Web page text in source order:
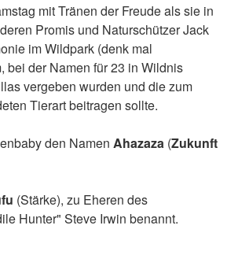
mit Tränen der Freude als sie in
Promis und Naturschützer Jack
im Wildpark (denk mal
bei der Namen für 23 in Wildnis
vergeben wurden und die zum
Tierart beitragen sollte.
den Namen Ahazaza (Zukunft
(Stärke), zu Eheren des
Hunter" Steve Irwin benannt.